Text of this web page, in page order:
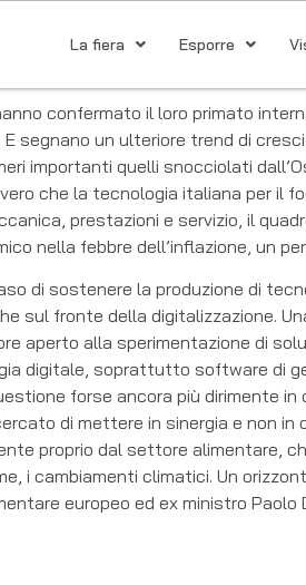
La fiera Esporre
confermato il loro primato
segnano un ulteriore trend di
importanti quelli snocciolati
che la tecnologia italiana per il
prestazioni e servizio, il
nella febbre dell’inflazione, un
di sostenere la produzione di
sul fronte della digitalizzazione.
aperto alla sperimentazione di
digitale, soprattutto software di
forse ancora più dirimente
di mettere in sinergia e non
proprio dal settore alimentare,
i cambiamenti climatici. Un
europeo ed ex ministro